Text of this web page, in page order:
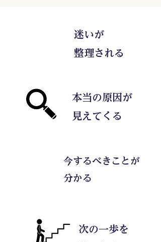
迷いが
​整理される
本当の原因が
​見えてくる
今するべきことが
分かる
次の一歩を